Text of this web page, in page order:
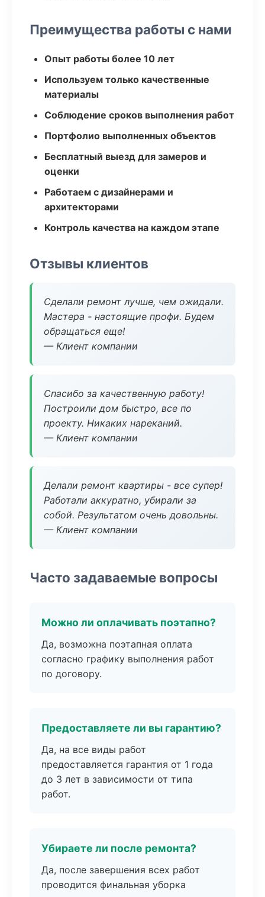
Преимущества работы с нами
Опыт работы более 10 лет
Используем только качественные
материалы
Соблюдение сроков выполнения работ
Портфолио выполненных объектов
Бесплатный выезд для замеров и
оценки
Работаем с дизайнерами и
архитекторами
Контроль качества на каждом этапе
Отзывы клиентов
Сделали ремонт лучше, чем ожидали.
Мастера - настоящие профи. Будем
обращаться еще!
— Клиент компании
Спасибо за качественную работу!
Построили дом быстро, все по
проекту. Никаких нареканий.
— Клиент компании
Делали ремонт квартиры - все супер!
Работали аккуратно, убирали за
собой. Результатом очень довольны.
— Клиент компании
Часто задаваемые вопросы
Можно ли оплачивать поэтапно?
Да, возможна поэтапная оплата
согласно графику выполнения работ
по договору.
Предоставляете ли вы гарантию?
Да, на все виды работ
предоставляется гарантия от 1 года
до 3 лет в зависимости от типа
работ.
Убираете ли после ремонта?
Да, после завершения всех работ
проводится финальная уборка